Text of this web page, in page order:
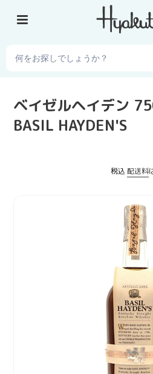
ベイゼルヘイデン
BASIL HAYDEN'S
税込 配送料